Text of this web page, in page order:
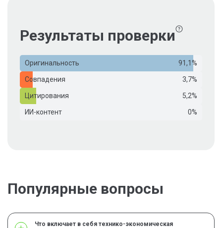
Результаты проверки
Оригинальность 91,1%
Совпадения 3,7%
Цитирования 5,2%
ИИ-контент 0%
Популярные вопросы
Что включает в себя технико-экономическая